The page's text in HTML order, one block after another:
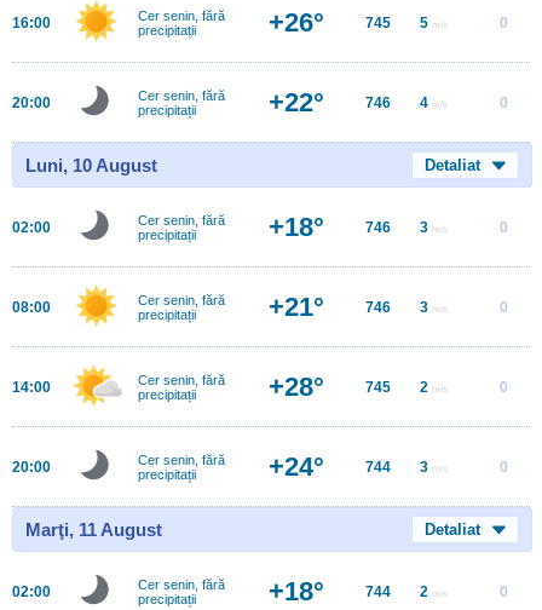
16:00
Cer senin, fără
precipitații
+26° 745 5 m/s 0
20:00
Cer senin, fără
precipitații
+22° 746 4 m/s 0
Luni, 10 August Detaliat
02:00
Cer senin, fără
precipitații
+18° 746 3 m/s 0
08:00
Cer senin, fără
precipitații
+21° 746 3 m/s 0
14:00
Cer senin, fără
precipitații
+28° 745 2 m/s 0
20:00
Cer senin, fără
precipitații
+24° 744 3 m/s 0
Marţi, 11 August Detaliat
02:00
Cer senin, fără
precipitații
+18° 744 2 m/s 0